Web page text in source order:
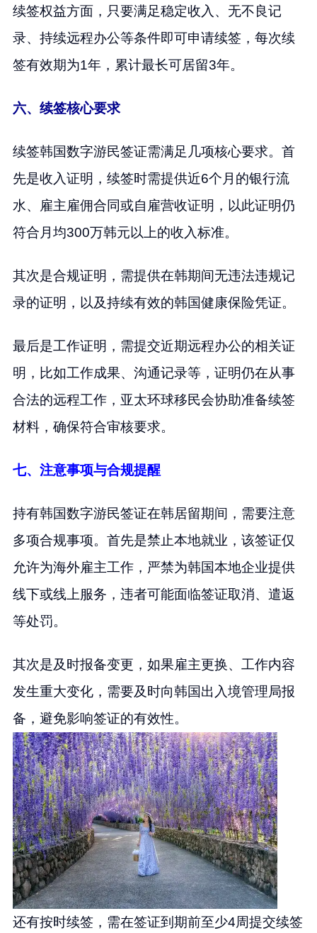
续签权益方面，只要满足稳定收入、无不良记
录、持续远程办公等条件即可申请续签，每次续
签有效期为1年，累计最长可居留3年。
六、续签核心要求
续签韩国数字游民签证需满足几项核心要求。首
先是收入证明，续签时需提供近6个月的银行流
水、雇主雇佣合同或自雇营收证明，以此证明仍
符合月均300万韩元以上的收入标准。
其次是合规证明，需提供在韩期间无违法违规记
录的证明，以及持续有效的韩国健康保险凭证。
最后是工作证明，需提交近期远程办公的相关证
明，比如工作成果、沟通记录等，证明仍在从事
合法的远程工作，亚太环球移民会协助准备续签
材料，确保符合审核要求。
七、注意事项与合规提醒
持有韩国数字游民签证在韩居留期间，需要注意
多项合规事项。首先是禁止本地就业，该签证仅
允许为海外雇主工作，严禁为韩国本地企业提供
线下或线上服务，违者可能面临签证取消、遣返
等处罚。
其次是及时报备变更，如果雇主更换、工作内容
发生重大变化，需要及时向韩国出入境管理局报
备，避免影响签证的有效性。
还有按时续签，需在签证到期前至少4周提交续签